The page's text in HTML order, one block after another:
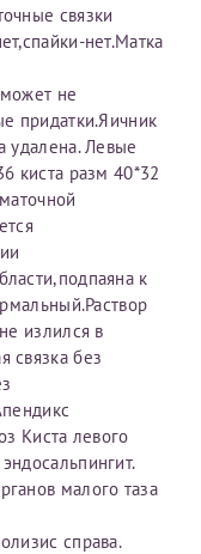
связки
нет.Матка
не
придатки.Яичник
удалена. Левые
киста разм 40*32
к
излился в
связка без
Киста левого
малого таза
справа.
на обработку
предоставив
на основе
можно
с уведомлением,
первом заявлении. После отправки готового документа
на другого
отправкой
на указанную
«Заявка на справку
свяжитесь
услугах